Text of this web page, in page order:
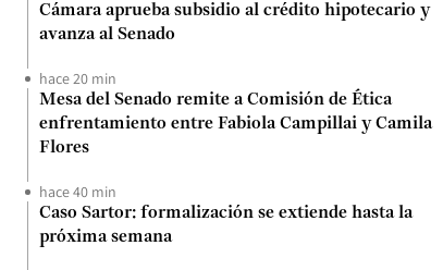
Cámara aprueba subsidio al crédito hipotecario y
avanza al Senado
hace 20 min
Mesa del Senado remite a Comisión de Ética
enfrentamiento entre Fabiola Campillai y Camila
Flores
hace 40 min
Caso Sartor: formalización se extiende hasta la
próxima semana